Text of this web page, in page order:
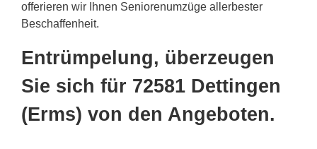
offerieren wir Ihnen Seniorenumzüge allerbester
Beschaffenheit.
Entrümpelung, überzeugen
Sie sich für 72581 Dettingen
(Erms) von den Angeboten.